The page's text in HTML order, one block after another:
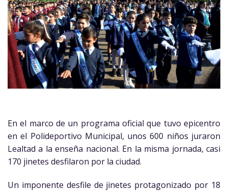
En el marco de un programa oficial que tuvo epicentro
en el Polideportivo Municipal, unos 600 niños juraron
Lealtad a la enseña nacional. En la misma jornada, casi
170 jinetes desfilaron por la ciudad.
Un imponente desfile de jinetes protagonizado por 18